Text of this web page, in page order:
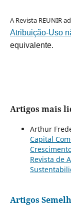
A Revista REUNIR
Atribuição-Uso
equivalente.
Artigos mais
Arthur
Capital
Revista de
Artigos